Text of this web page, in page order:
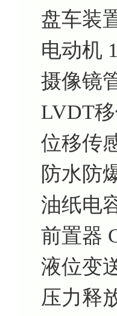
盘车装
电动机
摄像镜
LVDT
位移传
防水防
油纸电
前置器
液位变
压力释